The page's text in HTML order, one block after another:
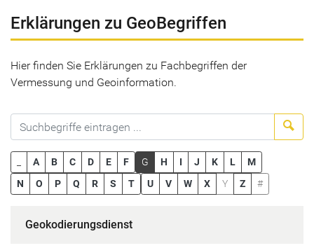
Erklärungen zu GeoBegriffen
Hier finden Sie Erklärungen zu Fachbegriffen der
Vermessung und Geoinformation.
A B C D E F G H I J K L
M
N
O P Q R S T U V W X Y Z #
Geokodierungsdienst